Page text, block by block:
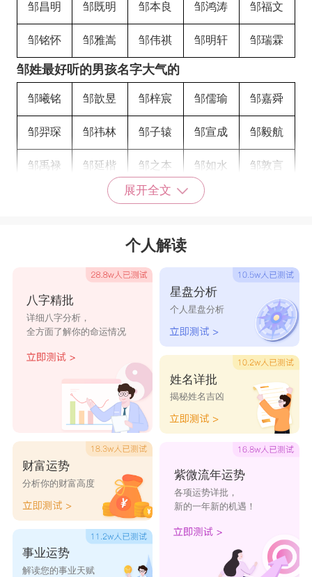
邹昌明 邹既明 邹本良 邹鸿涛 邹福文
邹铭怀 邹雅嵩 邹伟祺 邹明轩 邹瑞霖
邹姓最好听的男孩名字大气的
邹曦铭 邹歆昱 邹梓宸 邹儒瑜 邹嘉舜
邹羿琛 邹祎林 邹子辕 邹宣成 邹毅航
邹禹禄 邹延楷 邹之本 邹如水 邹敦言
邹既明 邹灼华 邹桦佑
邹俊悟 邹峻诚 邹滨杰 邹钰楷
邹志晔 邹钰皓 邹一博 邹伊辰
邹佳彦 邹奉欣 邹子然 邹家安 邹心果
邹志辉 邹煜谨 邹辰希
展开全文
个人解读
八字精批
详细八字分析，
全方面了解你的命运情况
财富运势
分析你的财富高度
事业运势
解读您的事业天赋
星盘分析
个人星盘分析
姓名详批
揭秘姓名吉凶
紫微流年运势
各项运势详批，
新的一年新的机遇！